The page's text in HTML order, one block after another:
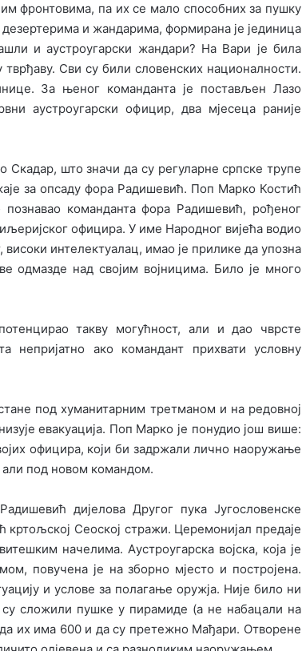
фронтовима, па их се мало способних за пушку
и жандарима, формирана је јединица
и аустроугарски жандари? На Вари је била
Сви су били словенских националности.
За њеног команданта је постављен Лазо
аустроугарски официр, два мјесеца раније
Скадар, што значи да су регуларне српске трупе
за опсаду фора Радишевић. Поп Марко Костић
команданта фора Радишевић, рођеног
официра. У име Народног вијећа водио
интелектуалац, имао је прилике да упозна
одмазде над својим војницима. Било је много
такву могућност, али и дао чврсте
ако командант прихвати условну
под хуманитарним третманом и на редовној
евакуација. Поп Марко је понудио још више:
официра, који би задржали лично наоружање
али под новом командом.
дијелова Другог пука Југословенске
кртољској Сеоској стражи. Церемонијал предаје
начелима. Аустроугарска војска, која је
повучена је на зборно мјесто и постројена.
и услове за полагање оружја. Није било ни
сложили пушке у пирамиде (а не набацали на
их има 600 и да су претежно Мађари. Отворене